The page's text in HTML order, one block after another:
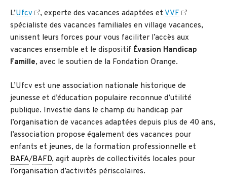
L’Ufcv , experte des vacances adaptées et VVF
spécialiste des vacances familiales en village vacances,
unissent leurs forces pour vous faciliter l’accès aux
vacances ensemble et le dispositif Évasion Handicap
Famille, avec le soutien de la Fondation Orange.
L’Ufcv est une association nationale historique de
jeunesse et d’éducation populaire reconnue d’utilité
publique. Investie dans le champ du handicap par
l’organisation de vacances adaptées depuis plus de 40 ans,
l’association propose également des vacances pour
enfants et jeunes, de la formation professionnelle et
BAFA/BAFD, agit auprès de collectivités locales pour
l’organisation d’activités périscolaires.